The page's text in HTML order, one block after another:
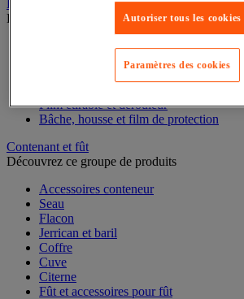
Film étirable, palette et caisse-palette
Découvrez ce groupe de produits
Accessoires de palettisation
Housse rétractable et pistolet
Film étirable et dérouleur
Bâche, housse et film de protection
Contenant et fût
Découvrez ce groupe de produits
Accessoires conteneur
Seau
Flacon
Jerrican et baril
Coffre
Cuve
Citerne
Fût et accessoires pour fût
Autoriser tous les cookies
Paramètres des cookies